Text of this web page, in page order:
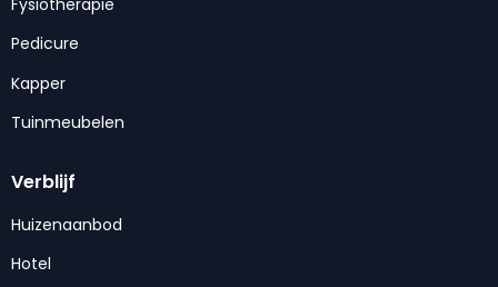
Pedicure
Kapper
Tuinmeubelen
Verblijf
Huizenaanbod
Hotel